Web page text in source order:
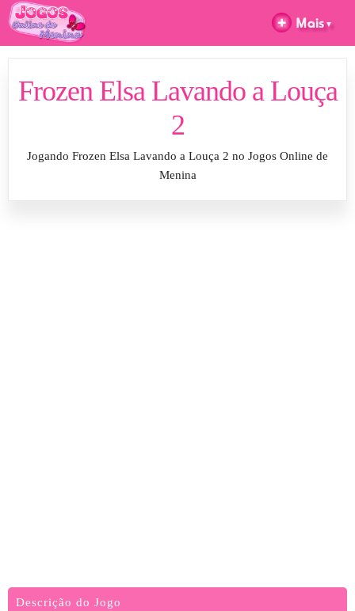
Frozen Elsa Lavando a Louça
2
Jogando Frozen Elsa Lavando a Louça 2 no Jogos Online de
Menina
Descrição do Jogo